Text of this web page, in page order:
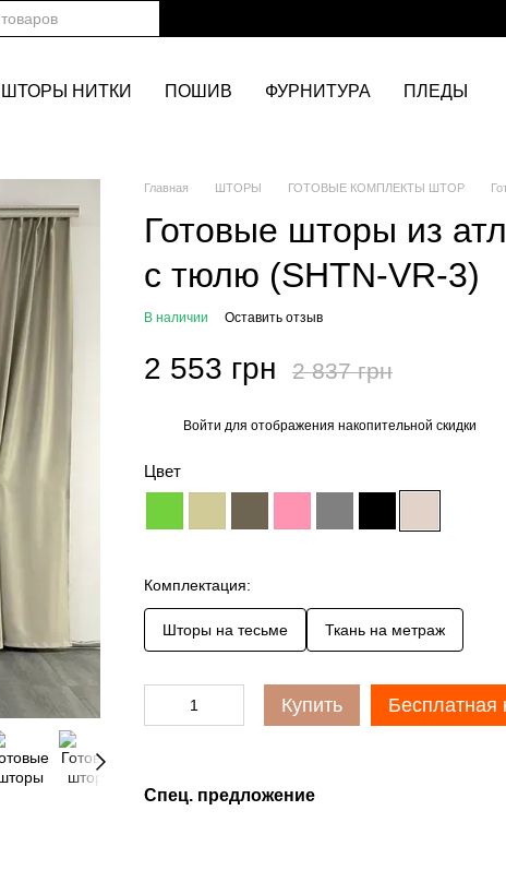
ШТОРЫ НИТКИ ПОШИВ ФУРНИТУРА ПЛЕДЫ
Главная ШТОРЫ ГОТОВЫЕ КОМПЛЕКТЫ ШТОР
Готовые шторы из
с тюлю (SHTN-VR-3)
В наличии Оставить отзыв
2 553 грн 2 837 грн
Войти для отображения накопительной скидки
Цвет
Комплектация:
Шторы на тесьме Ткань на метраж
Купить Бесплатная
Спец. предложение